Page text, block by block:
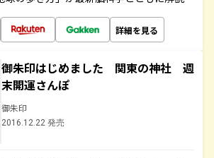
詳細を見る
御朱印はじめました 関東の神社 週
末開運さんぽ
御朱印
2016.12.22 発売